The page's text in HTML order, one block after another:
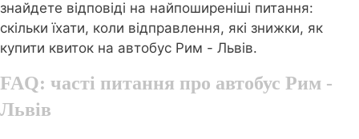
знайдете відповіді на найпоширеніші питання:
скільки їхати, коли відправлення, які знижки, як
купити квиток на автобус Рим - Львів.
FAQ: часті питання про автобус Рим -
Львів